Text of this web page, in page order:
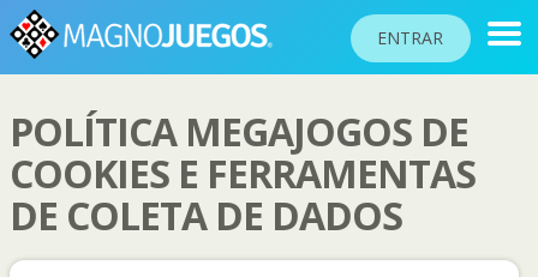
ENTRAR
RANKINGS
TORNEOS
COMUNIDAD
POLÍTICA MEGAJOGOS DE
COOKIES E FERRAMENTAS
DE COLETA DE DADOS